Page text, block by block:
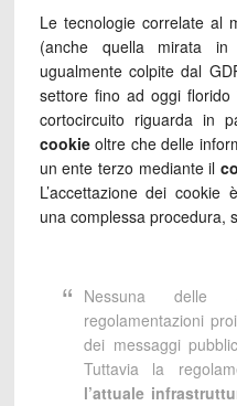
Le tecnologie correlate al
(anche quella mirata
ugualmente colpite dal
settore fino ad oggi
cortocircuito riguarda in
cookieoltre che delle
un ente terzo mediante il
L’accettazione dei
una complessa procedura,
Nessuna delle
regolamentazioni
dei messaggi
Tuttavia la
l’attuale